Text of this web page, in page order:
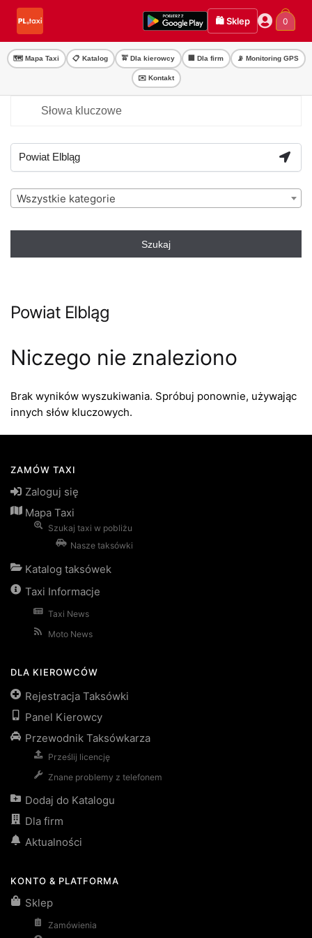
Przejdź
nawigacji
Przejdź
treści
🛍️ Sklep 0
🗺️ Mapa Taxi 📋 Katalog 🚖 Dla kierowcy 🏢 Dla firm 📡 Monitoring GPS
✉️ Kontakt
Wszystkie kategorie
Szukaj
Powiat Elbląg
Niczego nie znaleziono
Brak wyników wyszukiwania. Spróbuj ponownie, używając
innych słów kluczowych.
ZAMÓW TAXI
Zaloguj się
Mapa Taxi
Szukaj taxi w pobliżu
Nasze taksówki
Katalog taksówek
Taxi Informacje
Taxi News
Moto News
DLA KIEROWCÓW
Rejestracja Taksówki
Panel Kierowcy
Przewodnik Taksówkarza
Prześlij licencję
Znane problemy z telefonem
Dodaj do Katalogu
Dla firm
Aktualności
KONTO & PLATFORMA
Sklep
Zamówienia